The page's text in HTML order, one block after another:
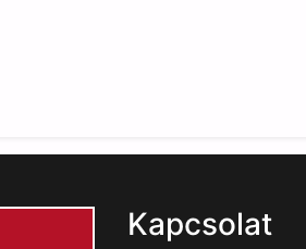
Kapcsolat